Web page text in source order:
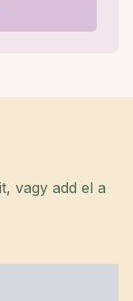
vagy add el a